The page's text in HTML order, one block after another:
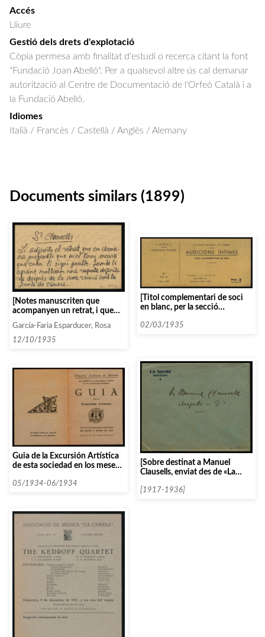
Accés
Lliure
Gestió dels drets d'explotació
Còpia permesa amb finalitat d'estudi o recerca citant la font
"Fundació Joan Abelló". Per a qualsevol altre ús cal demanar
autorització al Centre de Documentació de l'Orfeó Català i a
la Fundació Abelló.
Idiomes
Italià / Francès / Castellà / Anglès / Alemany
Documents similars (1899)
[Notes manuscriten que
acompanyen un retrat, i que
demanen una resposta
definitiva amb relació a una
reunió de la Junta]
García-Faria Esparducer, Rosa
12/10/1935
[Titol complementari de soci
en blanc, per la secció
02/03/1935
Guia de la Excursión Artística
de esta sociedad en los meses
05/1934-06/1934
[Sobre destinat a Manuel
Clausells, enviat des de «La
[1917-1936]